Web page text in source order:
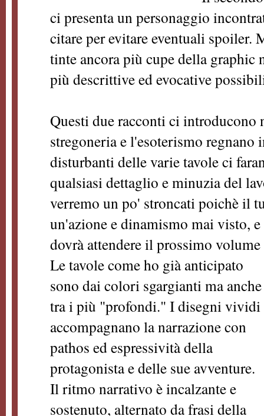
ci presenta un personaggio
citare per evitare eventuali spoiler.
tinte ancora più cupe della graphic
più descrittive ed evocative
Questi due racconti ci introducono
stregoneria e l'esoterismo
disturbanti delle varie tavole ci
qualsiasi dettaglio e minuzia del
verremo un po' stroncati poichè il
un'azione e dinamismo mai visto,
dovrà attendere il prossimo
Le tavole come ho già anticipato
sono dai colori sgargianti ma anche
tra i più "profondi." I disegni vividi
accompagnano la narrazione con
pathos ed espressività della
protagonista e delle sue avventure.
Il ritmo narrativo è incalzante e
sostenuto, alternato da frasi della